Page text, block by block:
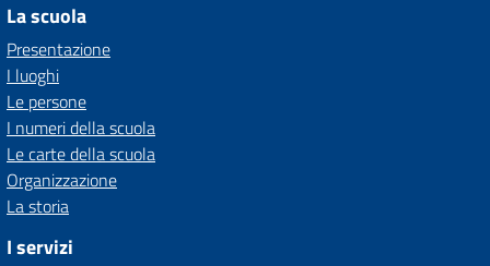
La scuola
Presentazione
I luoghi
Le persone
I numeri della scuola
Le carte della scuola
Organizzazione
La storia
I servizi